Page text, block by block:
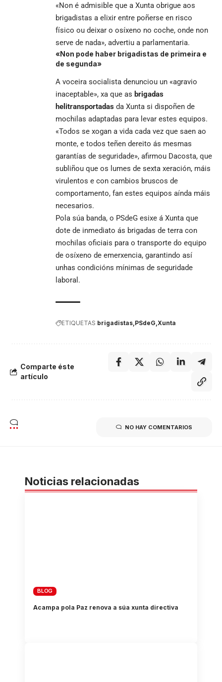
«Non é admisible que a Xunta obrigue aos
brigadistas a elixir entre poñerse en risco
físico ou deixar o osíxeno no coche, onde non
serve de nada», advertiu a parlamentaria.
«Non pode haber brigadistas de primeira e
de segunda»
A voceira socialista denunciou un «agravio
inaceptable», xa que as brigadas
helitransportadas da Xunta si dispoñen de
mochilas adaptadas para levar estes equipos.
«Todos se xogan a vida cada vez que saen ao
monte, e todos teñen dereito ás mesmas
garantías de seguridade», afirmou Dacosta, que
subliñou que os lumes de sexta xeración, máis
virulentos e con cambios bruscos de
comportamento, fan estes equipos aínda máis
necesarios.
Pola súa banda, o PSdeG esixe á Xunta que
dote de inmediato ás brigadas de terra con
mochilas oficiais para o transporte do equipo
de osíxeno de emerxencia, garantindo así
unhas condicións mínimas de seguridade
laboral.
ETIQUETAS brigadistas PSdeG Xunta
Comparte éste
artículo
NO HAY COMENTARIOS
Noticias relacionadas
BLOG
Acampa pola Paz renova a súa xunta directiva